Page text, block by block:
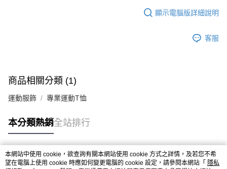
顯示電腦版詳細說明
客服
商品相關分類 (1)
運動服飾 專業運動T恤
本分類熱銷全站排行
熱門標籤
本網站中使用 cookie，欲查詢有關本網站使用 cookie 方式之詳情，及若您不希
望在電腦上使用 cookie 時應如何變更電腦的 cookie 設定，請參閱本網站「 隱私